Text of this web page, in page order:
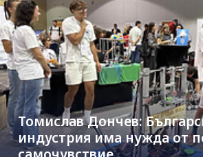
Томислав Дончев:
индустрия има нужда от